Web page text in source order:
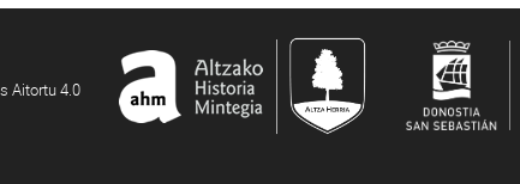
Aitortu 4.0